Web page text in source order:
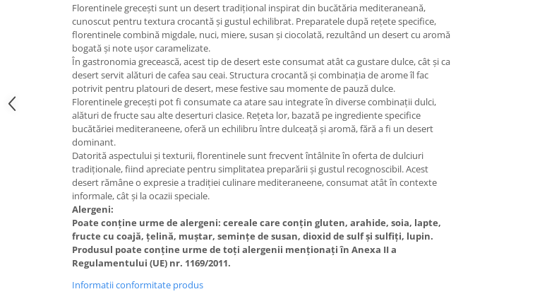
Florentinele grecești sunt un desert tradițional inspirat din bucătăria mediteraneană,
cunoscut pentru textura crocantă și gustul echilibrat. Preparatele după rețete specifice,
florentinele combină migdale, nuci, miere, susan și ciocolată, rezultând un desert cu aromă
bogată și note ușor caramelizate.
În gastronomia grecească, acest tip de desert este consumat atât ca gustare dulce, cât și ca
desert servit alături de cafea sau ceai. Structura crocantă și combinația de arome îl fac
potrivit pentru platouri de desert, mese festive sau momente de pauză dulce.
Florentinele grecești pot fi consumate ca atare sau integrate în diverse combinații dulci,
alături de fructe sau alte deserturi clasice. Rețeta lor, bazată pe ingrediente specifice
bucătăriei mediteraneene, oferă un echilibru între dulceață și aromă, fără a fi un desert
dominant.
Datorită aspectului și texturii, florentinele sunt frecvent întâlnite în oferta de dulciuri
tradiționale, fiind apreciate pentru simplitatea preparării și gustul recognoscibil. Acest
desert rămâne o expresie a tradiției culinare mediteraneene, consumat atât în contexte
informale, cât și la ocazii speciale.
Alergeni:
Poate conține urme de alergeni: cereale care conțin gluten, arahide, soia, lapte,
fructe cu coajă, țelină, muștar, semințe de susan, dioxid de sulf și sulfiți, lupin.
Produsul poate conține urme de toți alergenii menționați în Anexa II a
Regulamentului (UE) nr. 1169/2011.
Informatii conformitate produs